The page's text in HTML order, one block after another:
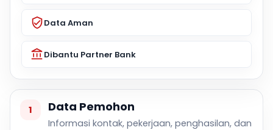
Data Aman
Dibantu Partner Bank
1 Data Pemohon
Informasi kontak, pekerjaan, penghasilan, dan